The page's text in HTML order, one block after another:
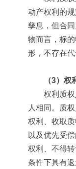
动产权利的
孳息，但合
物而言，标
形，不存在代
（3）权利
权利质权
人相同。质
权利、收取
以及优先受
权利、不得
条件下具有返